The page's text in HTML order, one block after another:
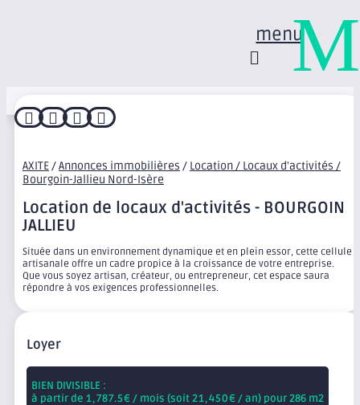
menu
   
AXITE/Annonces immobilières / Location / Locaux d'activités /
Bourgoin-Jallieu Nord-Isère
Location de locaux d'activités - BOURGOIN
JALLIEU
Située dans un environnement dynamique et en plein essor, cette cellule
artisanale offre un cadre propice à la croissance de votre entreprise.
Que vous soyez artisan, créateur, ou entrepreneur, cet espace saura
répondre à vos exigences professionnelles.
Loyer
BIEN DIVISIBLE :
à partir de 1,787.5€ / mois (soit21,450€ / an) pour 286 m2
M